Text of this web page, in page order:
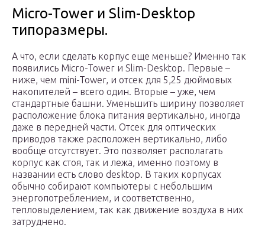
Micro-Tower и Slim-Desktop
типоразмеры.
А что, если сделать корпус еще меньше? Именно так
появились Micro-Tower и Slim-Desktop. Первые –
ниже, чем mini-Tower, и отсек для 5,25 дюймовых
накопителей – всего один. Вторые – уже, чем
стандартные башни. Уменьшить ширину позволяет
расположение блока питания вертикально, иногда
даже в передней части. Отсек для оптических
приводов также расположен вертикально, либо
вообще отсутствует. Это позволяет располагать
корпус как стоя, так и лежа, именно поэтому в
названии есть слово desktop. В таких корпусах
обычно собирают компьютеры с небольшим
энергопотреблением, и соответственно,
тепловыделением, так как движение воздуха в них
затруднено.